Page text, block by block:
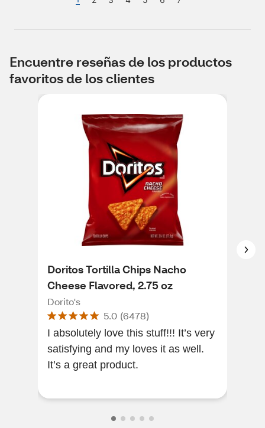
Encuentre reseñas de los productos
favoritos de los clientes
Doritos Tortilla Chips Nacho
Cheese Flavored, 2.75 oz
Dorito's
5.0 (6478)
I absolutely love this stuff!!! It’s very
satisfying and my loves it as well.
It’s a great product.